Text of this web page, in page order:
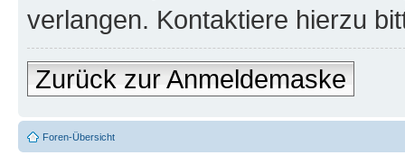
verlangen. Kontaktiere hierzu
Zurück zur Anmeldemaske
Foren-Übersicht